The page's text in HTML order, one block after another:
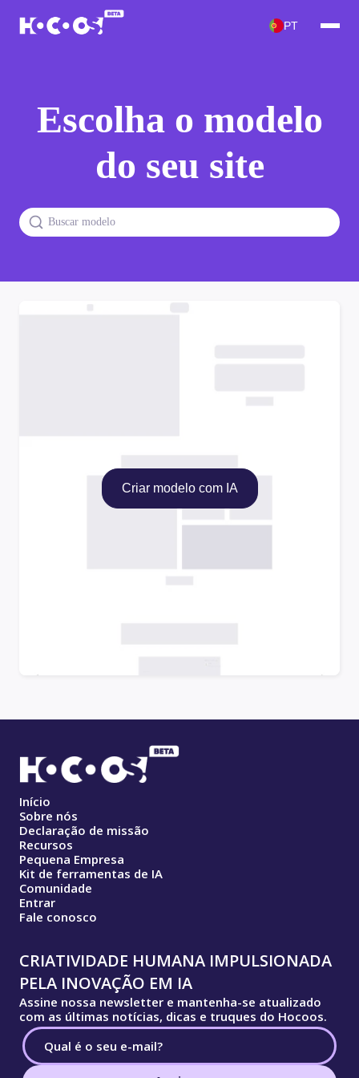
PT
Escolha o modelo
do seu site
Criar modelo com IA
Início
Sobre nós
Declaração de missão
Recursos
Pequena Empresa
Kit de ferramentas de IA
Comunidade
Entrar
Fale conosco
CRIATIVIDADE HUMANA IMPULSIONADA
PELA INOVAÇÃO EM IA
Assine nossa newsletter e mantenha-se atualizado
com as últimas notícias, dicas e truques do Hocoos.